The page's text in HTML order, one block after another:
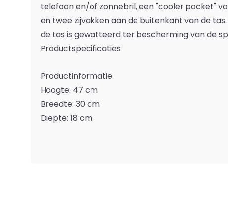
telefoon en/of zonnebril, een "cooler pocket"
en twee zijvakken aan de buitenkant van de
de tas is gewatteerd ter bescherming van de
Productspecificaties
Productinformatie
Hoogte: 47 cm
Breedte: 30 cm
Diepte: 18 cm